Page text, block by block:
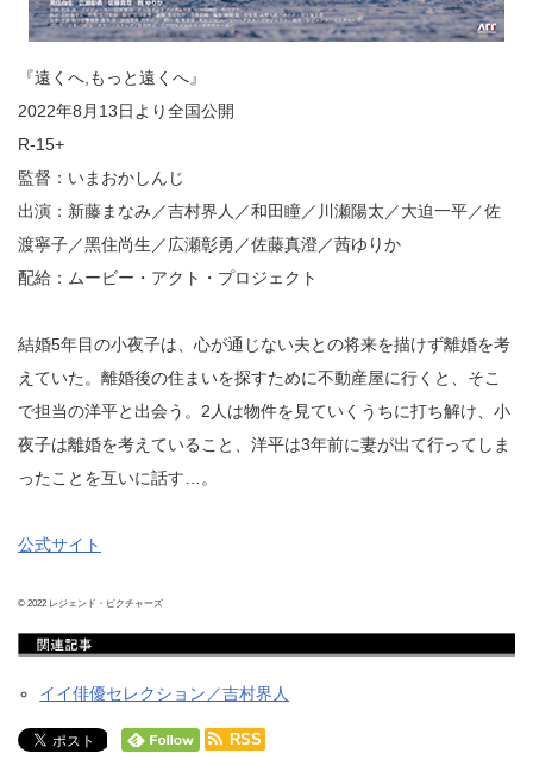
『遠くへ,もっと遠くへ』
2022年8月13日より全国公開
R-15+
監督：いまおかしんじ
出演：新藤まなみ／吉村界⼈／和⽥瞳／川瀬陽太／⼤迫⼀平／佐
渡寧⼦／⿊住尚⽣／広瀬彰勇／佐藤真澄／茜ゆりか
配給：ムービー・アクト・プロジェクト
結婚5年⽬の⼩夜⼦は、⼼が通じない夫との将来を描けず離婚を考
えていた。離婚後の住まいを探すために不動産屋に行くと、そこ
で担当の洋平と出会う。2人は物件を見ていくうちに打ち解け、⼩
夜⼦は離婚を考えていること、洋平は3年前に妻が出て行ってしま
ったことを互いに話す…。
公式サイト
© 2022 レジェンド・ピクチャーズ
イイ俳優セレクション／吉村界⼈
RSS